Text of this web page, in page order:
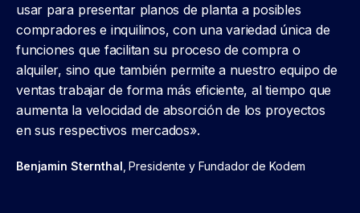
usar para presentar planos de planta a posibles
compradores e inquilinos, con una variedad única de
funciones que facilitan su proceso de compra o
alquiler, sino que también permite a nuestro equipo de
ventas trabajar de forma más eficiente, al tiempo que
aumenta la velocidad de absorción de los proyectos
en sus respectivos mercados».
Benjamin Sternthal , Presidente y Fundador de Kodem